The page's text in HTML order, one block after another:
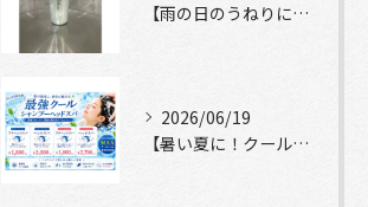
【雨の日のうねりにストレートロック】
2026/06/19
【暑い夏に！クールシャンプーヘッドスパ】